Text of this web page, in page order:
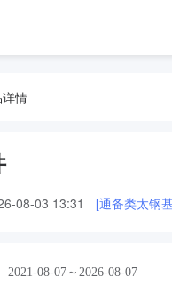
情
08-03 13:31 [通备类太钢
2021-08-07～2026-08-07